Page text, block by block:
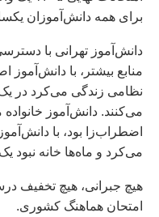
برای همه دانش‌آموزان
دانش‌آموز تهرانی با
منابع بیشتر، با دانش‌آموز
نظامی زندگی می‌کرد در
می‌کنند. دانش‌آموز
اضطراب‌زا بود، با
می‌کرد و ماه‌ها خانه نبود
هیچ جبرانی، هیچ تخفیف
امتحان هماهنگ کشوری.